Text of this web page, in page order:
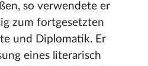
so verwendete er
zum fortgesetzten
und Diplomatik. Er
eines literarisch